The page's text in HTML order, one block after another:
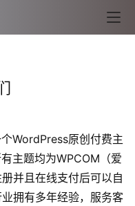
WordPress原创付费主
主题均为WPCOM（爱
并且在线支付后可以自
拥有多年经验，服务客